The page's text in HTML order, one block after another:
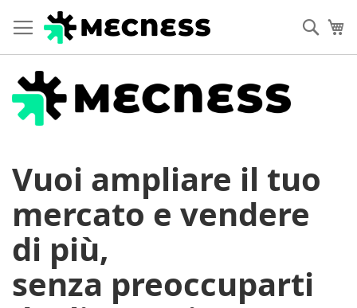
Cerca
Vuoi ampliare il tuo
mercato e vendere
di più,
senza preoccuparti